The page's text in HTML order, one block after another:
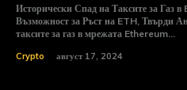
Исторически Спад на Таксите за Газ
Възможност за Ръст на ETH, Твърди Анализатор В
таксите за газ в мрежата Ethereum...
Crypto август 17, 2024